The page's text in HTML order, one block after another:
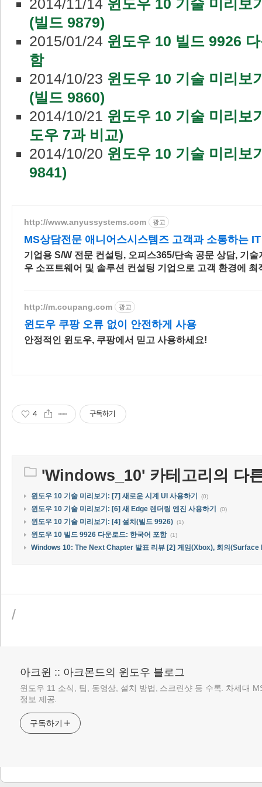
2014/11/14 윈도우 10 기술 미리보
(빌드 9879)
2015/01/24 윈도우 10 빌드 9926
함
2014/10/23 윈도우 10 기술 미리보
(빌드 9860)
2014/10/21 윈도우 10 기술 미리보
도우 7과 비교)
2014/10/20 윈도우 10 기술 미리보
9841)
http://www.anyussystems.com 광고
MS상담전문 애니어스시스템즈 고객과 소통하는
기업용 S/W 전문 컨설팅, 오피스365/단속 공문 상담, 기술
우 소프트웨어 및 솔루션 컨설팅 기업으로 고객 환경에 최
http://m.coupang.com 광고
윈도우 쿠팡 오류 없이 안전하게 사용
안정적인 윈도우, 쿠팡에서 믿고 사용하세요!
4 구독하기
'Windows_10' 카테고리의 다
윈도우 10 기술 미리보기: [7] 새로운 시계 UI 사용하기 (0)
윈도우 10 기술 미리보기: [6] 새 Edge 렌더링 엔진 사용하기 (0)
윈도우 10 기술 미리보기: [4] 설치(빌드 9926) (1)
윈도우 10 빌드 9926 다운로드: 한국어 포함 (1)
Windows 10: The Next Chapter 발표 리뷰 [2] 게임(Xbox), 회의(Surface
/
아크윈 :: 아크몬드의 윈도우 블로그
윈도우 11 소식, 팁, 동영상, 설치 방법, 스크린샷 등 수록. 차세대
정보 제공.
구독하기